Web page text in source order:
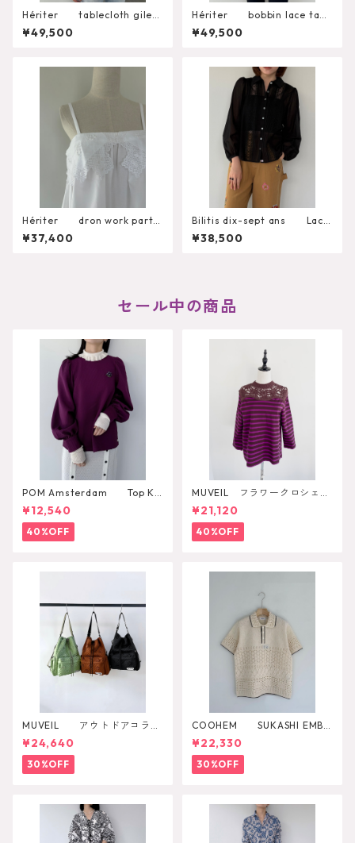
Hériter tablecloth gilet
H0-00-3102
¥49,500
Hériter bobbin lace tabl
ecloth blouse H0-00-3
099
¥49,500
Hériter dron work parts
camisole H0-00-3092
¥37,400
Bilitis dix-sept ans Lace
+Tuck Blouse 2911-959
¥38,500
セール中の商品
POM Amsterdam Top Ka
e Pulm
¥12,540
40%OFF
MUVEIL フラワークロシェカ
ットソー
¥21,120
40%OFF
MUVEIL アウトドアコラボ
2WAYリュック
¥24,640
30%OFF
COOHEM SUKASHI EMBO
SSED KNIT PULLOVER
¥22,330
30%OFF